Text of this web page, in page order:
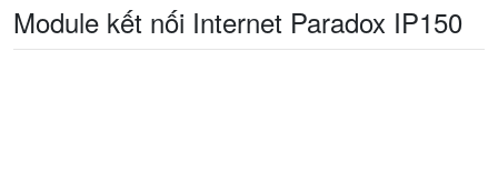
Module kết nối Internet Paradox IP150